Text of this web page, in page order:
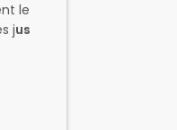
le
jus